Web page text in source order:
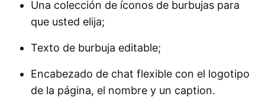
Una colección de íconos de burbujas para
que usted elija;
Texto de burbuja editable;
Encabezado de chat flexible con el logotipo
de la página, el nombre y un caption.